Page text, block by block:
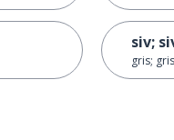
siv;
gris;